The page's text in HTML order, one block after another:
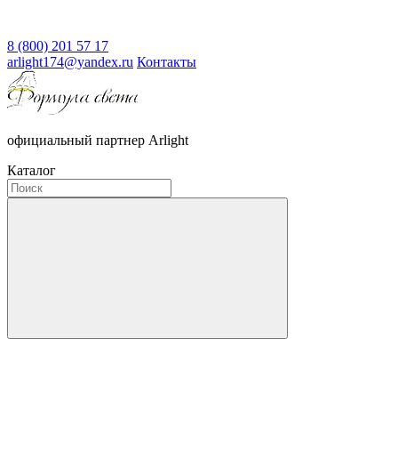
8 (800) 201 57 17
arlight174@yandex.ru Контакты
официальный партнер Arlight
Каталог